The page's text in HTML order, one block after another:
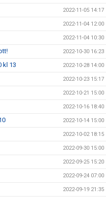
2022-11-05 14:17
2022-11-04 12:00
2022-11-04 10:30
2022-10-30 16:23
kl 13 2022-10-28 14:00
2022-10-23 15:17
2022-10-21 15:00
2022-10-16 18:40
2022-10-14 15:00
2022-10-02 18:15
2022-09-30 15:00
2022-09-25 15:20
2022-09-24 07:00
2022-09-19 21:35